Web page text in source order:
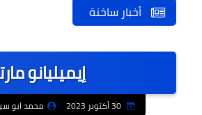
أخبار ساخنة
إيميليانو
30 أكتوبر 2023 محمد ابو